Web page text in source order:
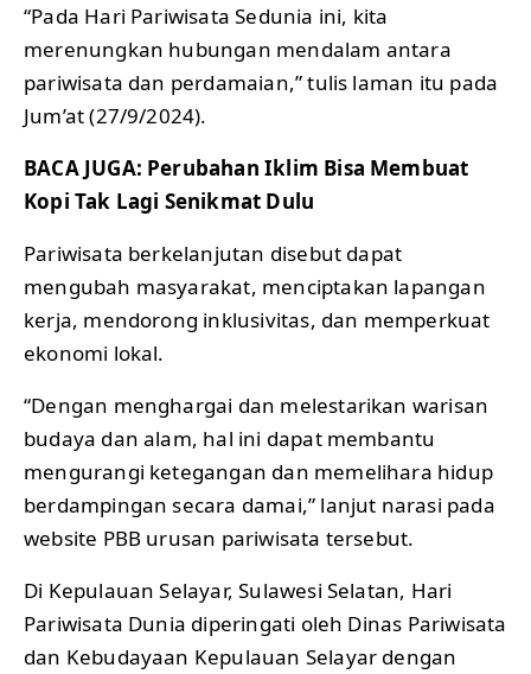
“Pada Hari Pariwisata Sedunia ini, kita
merenungkan hubungan mendalam antara
pariwisata dan perdamaian,” tulis laman itu pada
Jum’at (27/9/2024).
BACA JUGA: Perubahan Iklim Bisa Membuat
Kopi Tak Lagi Senikmat Dulu
Pariwisata berkelanjutan disebut dapat
mengubah masyarakat, menciptakan lapangan
kerja, mendorong inklusivitas, dan memperkuat
ekonomi lokal.
“Dengan menghargai dan melestarikan warisan
budaya dan alam, hal ini dapat membantu
mengurangi ketegangan dan memelihara hidup
berdampingan secara damai,” lanjut narasi pada
website PBB urusan pariwisata tersebut.
Di Kepulauan Selayar, Sulawesi Selatan, Hari
Pariwisata Dunia diperingati oleh Dinas Pariwisata
dan Kebudayaan Kepulauan Selayar dengan